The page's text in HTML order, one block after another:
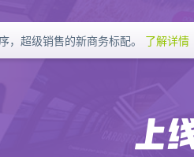
，超级销售的新商务标配。 了解详情